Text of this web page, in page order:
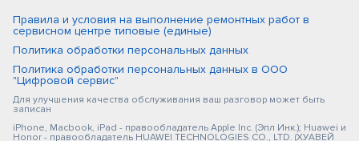
Правила и условия на выполнение ремонтных работ в
сервисном центре типовые (единые)
Политика обработки персональных данных
Политика обработки персональных данных в ООО
"Цифровой сервис"
Для улучшения качества обслуживания ваш разговор может быть
записан
iPhone, Macbook, iPad - правообладатель Apple Inc. (Эпл Инк.); Huawei и
Honor - правообладатель HUAWEI TECHNOLOGIES CO., LTD. (ХУАВЕЙ